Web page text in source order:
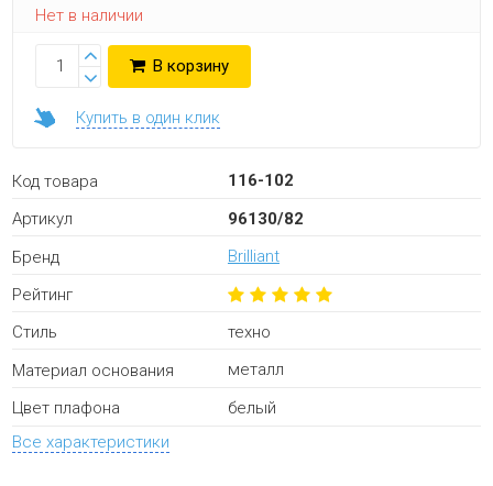
Нет в наличии
В корзину
Купить в один клик
Код товара
116-102
Артикул
96130/82
Бренд
Brilliant
Рейтинг
Стиль
техно
Материал основания
металл
Цвет плафона
белый
Все характеристики